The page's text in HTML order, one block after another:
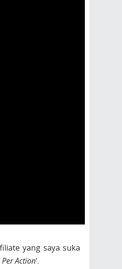
yang saya suka
Action'.